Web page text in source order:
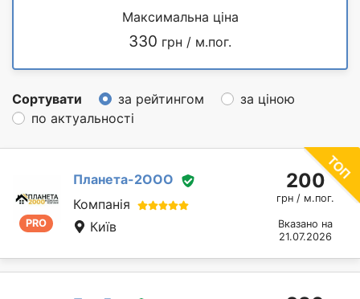
Максимальна ціна
330 грн / м.пог.
Сортувати за рейтингом
за ціною
по актуальності
PRO
Планета-2ООО
Компанія
Київ
200
грн / м.пог.
Вказано на
21.07.2026